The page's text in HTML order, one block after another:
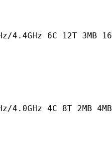
4.4GHz 6C 12T 3MB
4.0GHz 4C 8T 2MB